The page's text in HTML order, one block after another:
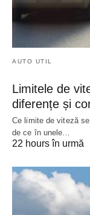
AUTO UTIL
Limitele de
diferențe și
Ce limite de viteză
de ce în unele…
22 hours în urmă